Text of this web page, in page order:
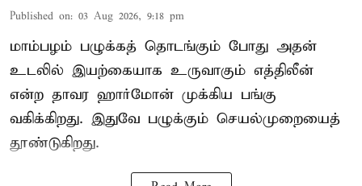
Published on: 03 Aug 2026, 9:18 pm
மாம்பழம் பழுக்கத் தொடங்கும் போது அதன்
உடலில் இயற்கையாக உருவாகும் எத்திலீன்
என்ற தாவர ஹார்மோன் முக்கிய பங்கு
வகிக்கிறது. இதுவே பழுக்கும் செயல்முறையைத்
தூண்டுகிறது.